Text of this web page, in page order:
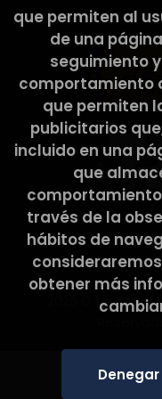
La Tribu
que permiten al
de una
seguimiento
comportamiento
que permiten
publicitarios
incluido en una
que
través de la
hábitos de
obtener más
Denegar